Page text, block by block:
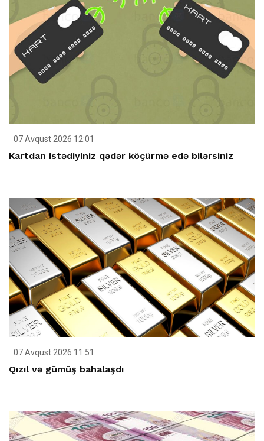
07 Avqust 2026 12:01
Kartdan istədiyiniz qədər köçürmə edə bilərsiniz
07 Avqust 2026 11:51
Qızıl və gümüş bahalaşdı